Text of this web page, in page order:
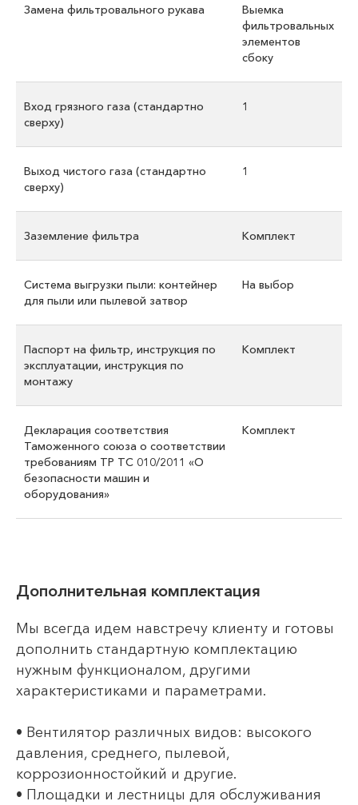
Замена фильтровального рукава
Выемка
фильтровальных
элементов
сбоку
Вход грязного газа (стандартно
сверху)
1
Выход чистого газа (стандартно
сверху)
1
Заземление фильтра Комплект
Система выгрузки пыли: контейнер
для пыли или пылевой затвор
На выбор
Паспорт на фильтр, инструкция по
эксплуатации, инструкция по
монтажу
Комплект
Декларация соответствия
Таможенного союза о соответствии
требованиям ТР ТС 010/2011 «О
безопасности машин и
оборудования»
Комплект
Дополнительная комплектация
Мы всегда идем навстречу клиенту и готовы
дополнить стандартную комплектацию
нужным функционалом, другими
характеристиками и параметрами.
• Вентилятор различных видов: высокого
давления, среднего, пылевой,
коррозионностойкий и другие.
• Площадки и лестницы для обслуживания